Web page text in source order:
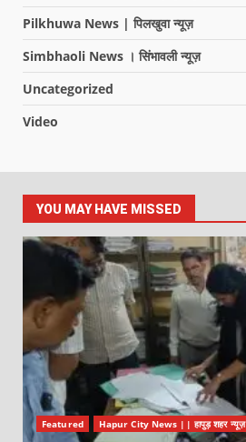
Pilkhuwa News | पिलखुवा न्यूज़
Simbhaoli News । सिंभावली न्यूज़
Uncategorized
Video
YOU MAY HAVE MISSED
Featured Hapur City News || हापुड़ शहर न्यूज़